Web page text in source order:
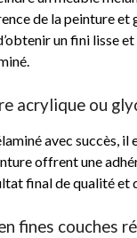
de la peinture
un fini lisse
acrylique ou
avec succès,
offrent une
final de qualité
fines couches